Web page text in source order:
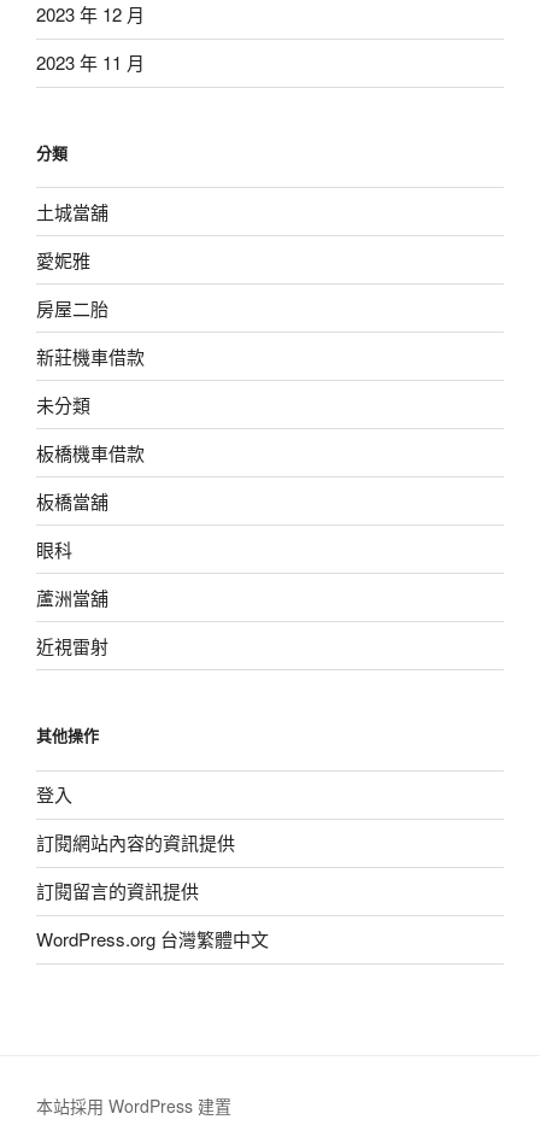
2023 年 12 月
2023 年 11 月
分類
土城當舖
愛妮雅
房屋二胎
新莊機車借款
未分類
板橋機車借款
板橋當舖
眼科
蘆洲當舖
近視雷射
其他操作
登入
訂閱網站內容的資訊提供
訂閱留言的資訊提供
WordPress.org 台灣繁體中文
本站採用 WordPress 建置